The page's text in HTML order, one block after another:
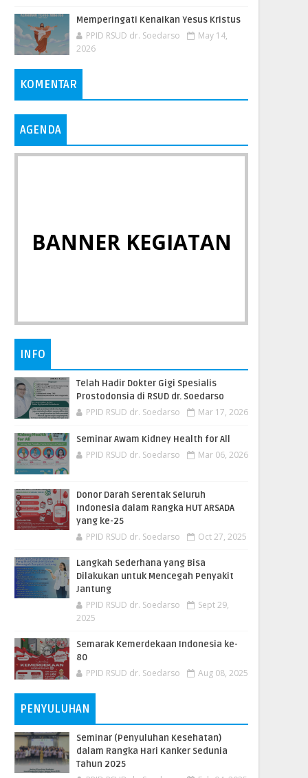
Memperingati Kenaikan Yesus Kristus
PPID RSUD dr. Soedarso
May 14,
2026
KOMENTAR
AGENDA
BANNER KEGIATAN
INFO
Telah Hadir Dokter Gigi Spesialis
Prostodonsia di RSUD dr. Soedarso
PPID RSUD dr. Soedarso Mar 17, 2026
Seminar Awam Kidney Health for All
PPID RSUD dr. Soedarso Mar 06, 2026
Donor Darah Serentak Seluruh
Indonesia dalam Rangka HUT ARSADA
yang ke-25
PPID RSUD dr. Soedarso Oct 27, 2025
Langkah Sederhana yang Bisa
Dilakukan untuk Mencegah Penyakit
Jantung
PPID RSUD dr. Soedarso
Sept 29,
2025
Semarak Kemerdekaan Indonesia ke-
80
PPID RSUD dr. Soedarso Aug 08, 2025
PENYULUHAN
Seminar (Penyuluhan Kesehatan)
dalam Rangka Hari Kanker Sedunia
Tahun 2025